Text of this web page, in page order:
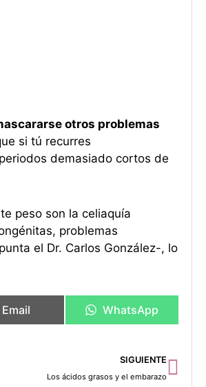
otros problemas
si tú recurres
demasiado cortos de
peso son la celiaquía
problemas
el Dr. Carlos González-, lo
Email WhatsApp
SIGUIENTE
Los ácidos grasos y el embarazo